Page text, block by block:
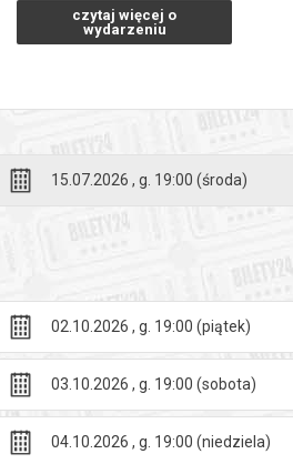
Przekład:Elżbieta Woźniak
Grają:Barbara Lauks, Beata Ziejka,
27 marca 1999 r.
*******
Bezpieczne zakupy w Bilety24. W
czytaj więcej o
wydarzeniu
15.07.2026 , g. 19:00 (środa)
02.10.2026 , g. 19:00 (piątek)
03.10.2026 , g. 19:00 (sobota)
04.10.2026 , g. 19:00 (niedziela)